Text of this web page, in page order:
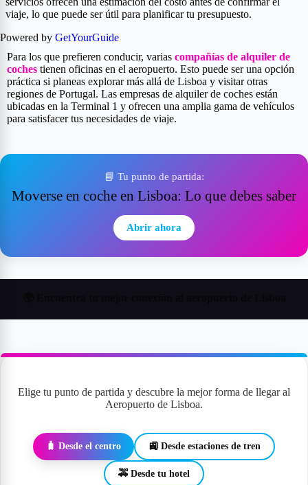
viaje, lo que puede ser útil para planificar tu presupuesto.
Powered by GetYourGuide
Para los que prefieren conducir, varias compañías de alquiler de
coches tienen oficinas en el aeropuerto. Esto puede ser una opción
práctica si planeas explorar más allá de Lisboa y visitar otras
regiones de Portugal. Las empresas de alquiler de coches están
ubicadas en la Terminal 1 y ofrecen una amplia gama de vehículos
para satisfacer tus necesidades de viaje.
📘 Tu punto de partida:
Moverse en coche en Lisboa: Lo que debes saber
Abrir ahora
Elige tu punto de partida y descubre la mejor forma de llegar al
Aeropuerto de Lisboa.
🧳 Desde el centro 🚉 Desde estaciones de tren
🚕 Desde tu hotel